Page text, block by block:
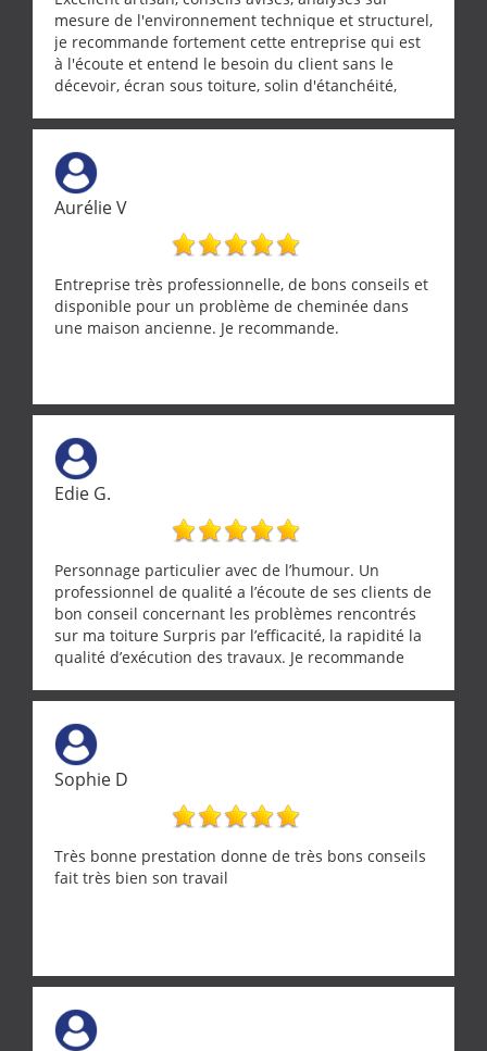
mesure de l'environnement technique et structurel,
je recommande fortement cette entreprise qui est
à l'écoute et entend le besoin du client sans le
décevoir, écran sous toiture, solin d'étanchéité,
récupérateur d'eau, tout a été parfaitement mis en
œuvre sans besoin d'y revenir. confiance assurée.
Aurélie V
Entreprise très professionnelle, de bons conseils et
disponible pour un problème de cheminée dans
une maison ancienne. Je recommande.
Edie G.
Personnage particulier avec de l’humour. Un
professionnel de qualité a l’écoute de ses clients de
bon conseil concernant les problèmes rencontrés
sur ma toiture Surpris par l’efficacité, la rapidité la
qualité d’exécution des travaux. Je recommande
Sophie D
Très bonne prestation donne de très bons conseils
fait très bien son travail